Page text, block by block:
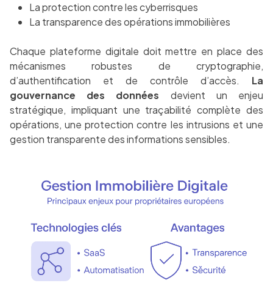
La protection contre les cyberrisques
La transparence des opérations immobilières
Chaque plateforme digitale doit mettre en place des
mécanismes robustes de cryptographie,
d’authentification et de contrôle d’accès. La
gouvernance des données devient un enjeu
stratégique, impliquant une traçabilité complète des
opérations, une protection contre les intrusions et une
gestion transparente des informations sensibles.